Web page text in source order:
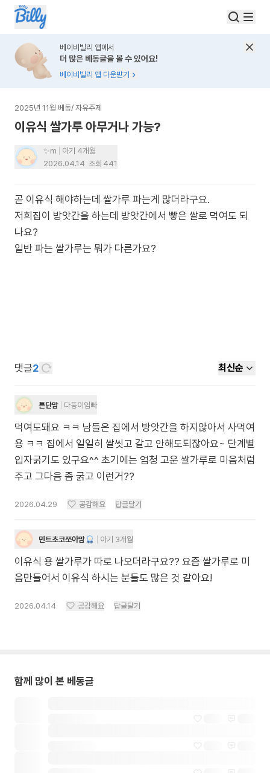
베이비빌리 앱에서
더 많은 베동글을 볼 수 있어요!
베이비빌리 앱 다운받기
2025년 11월 베동/ 자유주제
이유식 쌀가루 아무거나 가능?
✨m
아기 4개월
2026.04.14 조회 441
곧 이유식 해야하는데 쌀가루 파는게 많더라구요.
저희집이 방앗간을 하는데 방앗간에서 빻은 쌀로 먹여도 되
나요?
일반 파는 쌀가루는 뭐가 다른가요?
댓글2 최신순
튼단맘 다둥이엄빠
먹여도돼요 ㅋㅋ 남들은 집에서 방앗간을 하지않아서 사먹여
용 ㅋㅋ 집에서 일일히 쌀씻고 갈고 안해도되잖아요~ 단계별
입자굵기도 있구요^^ 초기에는 엄청 고운 쌀가루로 미음처럼
주고 그다음 좀 굵고 이런거??
2026.04.29 공감해요 답글달기
민트초코쪼아맘 아기 3개월
이유식 용 쌀가루가 따로 나오더라구요?? 요즘 쌀가루로 미
음만들어서 이유식 하시는 분들도 많은 것 같아요!
2026.04.14 공감해요 답글달기
함께 많이 본 베동글